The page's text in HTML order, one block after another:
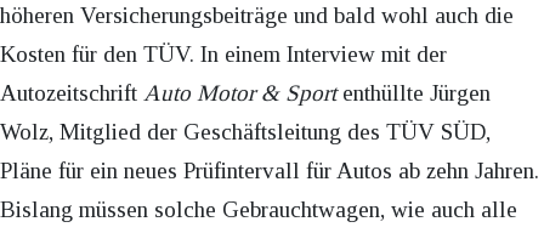
höheren Versicherungsbeiträge und bald wohl auch die
Kosten für den TÜV. In einem Interview mit der
Autozeitschrift Auto Motor & Sportenthüllte Jürgen
Wolz, Mitglied der Geschäftsleitung des TÜV SÜD,
Pläne für ein neues Prüfintervall für Autos ab zehn Jahren.
Bislang müssen solche Gebrauchtwagen, wie auch alle